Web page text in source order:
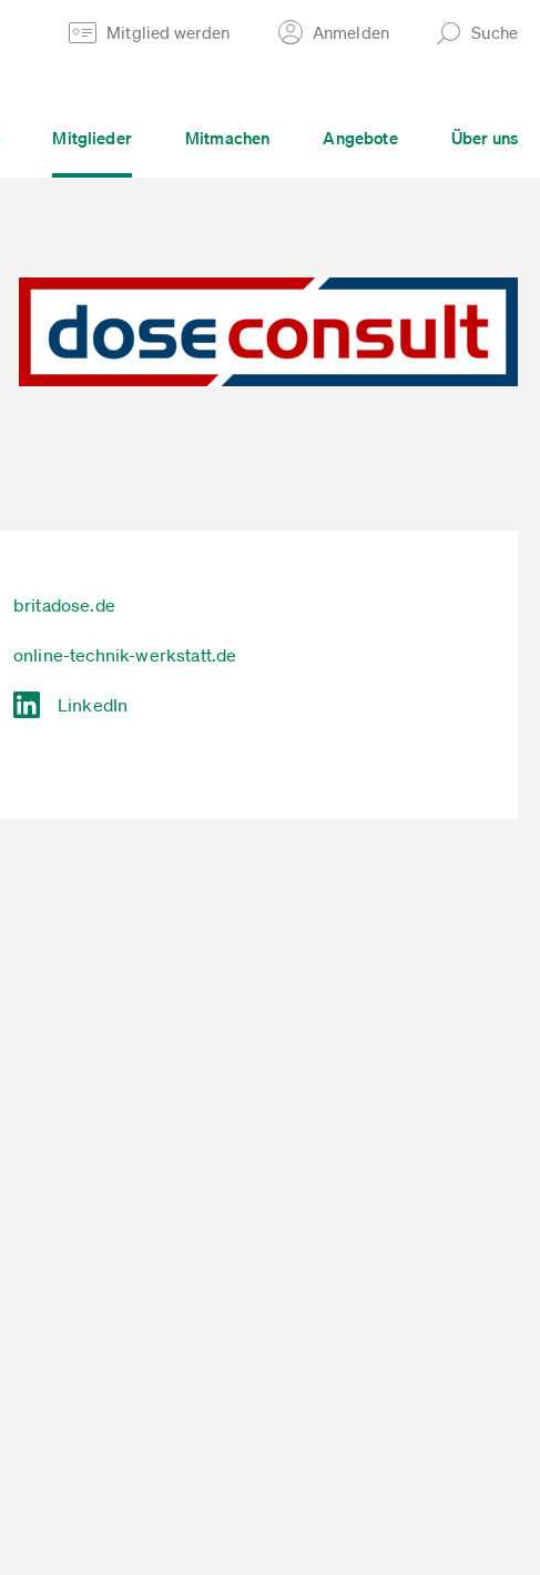
Mitglied werden Anmelden Suche
Mitglieder Mitmachen Angebote Über uns
britadose.de
online-technik-werkstatt.de
LinkedIn